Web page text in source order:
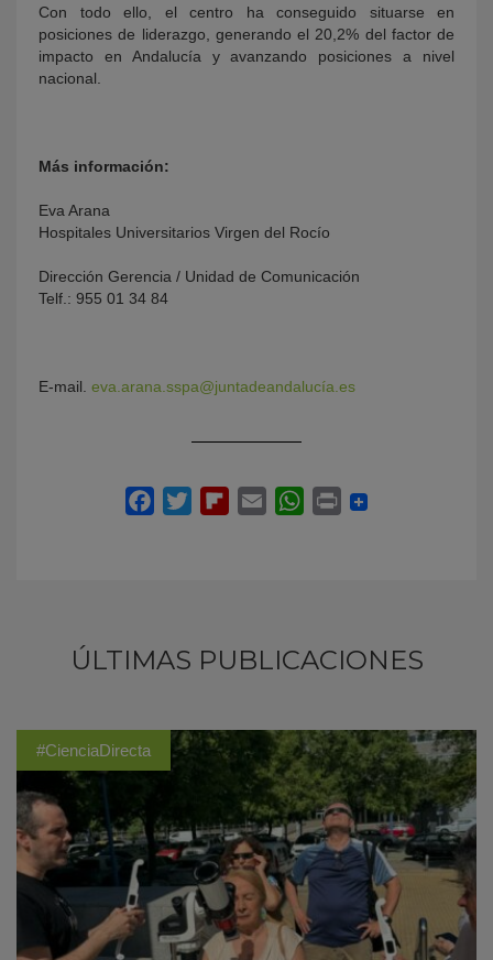
Con todo ello, el centro ha conseguido situarse en
posiciones de liderazgo, generando el 20,2% del factor de
impacto en Andalucía y avanzando posiciones a nivel
nacional.
Más información:
Eva Arana
Hospitales Universitarios Virgen del Rocío
Dirección Gerencia / Unidad de Comunicación
Telf.: 955 01 34 84
E-mail. eva.arana.sspa@juntadeandalucía.es
ÚLTIMAS PUBLICACIONES
#CienciaDirecta